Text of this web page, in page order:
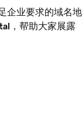
企业要求的域名地
，帮助大家展露